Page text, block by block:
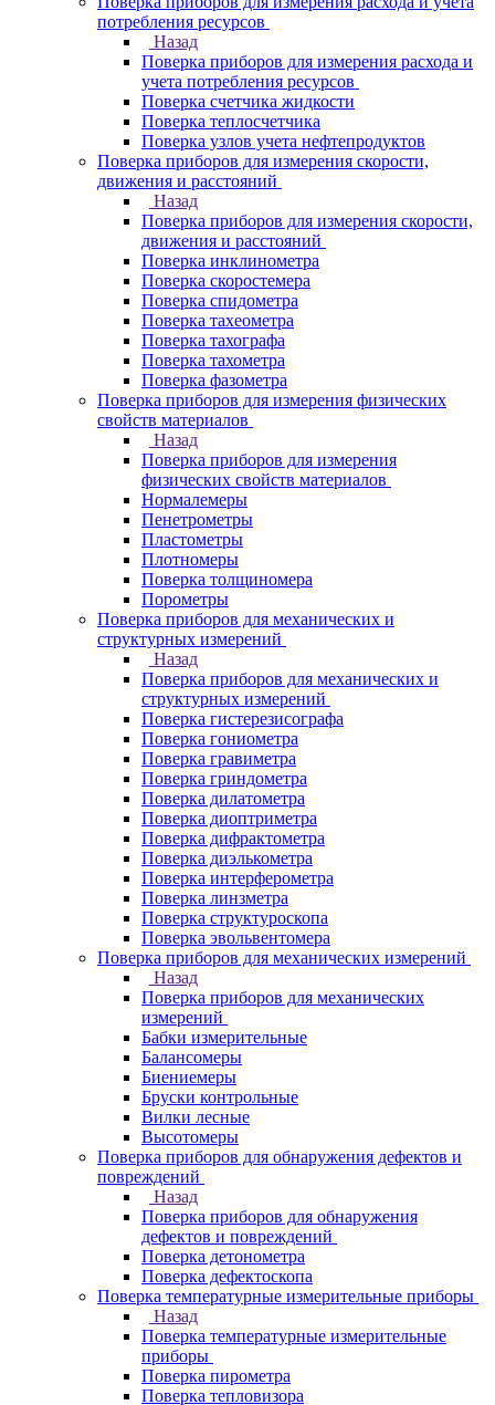
потребления ресурсов
Назад
Поверка приборов для измерения расхода и
учета потребления ресурсов
Поверка счетчика жидкости
Поверка теплосчетчика
Поверка узлов учета нефтепродуктов
Поверка приборов для измерения скорости,
движения и расстояний
Назад
Поверка приборов для измерения скорости,
движения и расстояний
Поверка инклинометра
Поверка скоростемера
Поверка спидометра
Поверка тахеометра
Поверка тахографа
Поверка тахометра
Поверка фазометра
Поверка приборов для измерения физических
свойств материалов
Назад
Поверка приборов для измерения
физических свойств материалов
Нормалемеры
Пенетрометры
Пластометры
Плотномеры
Поверка толщиномера
Порометры
Поверка приборов для механических и
структурных измерений
Назад
Поверка приборов для механических и
структурных измерений
Поверка гистерезисографа
Поверка гониометра
Поверка гравиметра
Поверка гриндометра
Поверка дилатометра
Поверка диоптриметра
Поверка дифрактометра
Поверка диэлькометра
Поверка интерферометра
Поверка линзметра
Поверка структуроскопа
Поверка эвольвентомера
Поверка приборов для механических измерений
Назад
Поверка приборов для механических
измерений
Бабки измерительные
Балансомеры
Биениемеры
Бруски контрольные
Вилки лесные
Высотомеры
Поверка приборов для обнаружения дефектов и
повреждений
Назад
Поверка приборов для обнаружения
дефектов и повреждений
Поверка детонометра
Поверка дефектоскопа
Поверка температурные измерительные приборы
Назад
Поверка температурные измерительные
приборы
Поверка пирометра
Поверка тепловизора